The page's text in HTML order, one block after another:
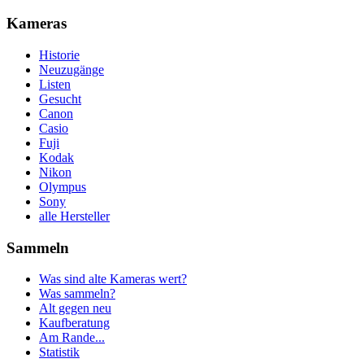
Kameras
Historie
Neuzugänge
Listen
Gesucht
Canon
Casio
Fuji
Kodak
Nikon
Olympus
Sony
alle Hersteller
Sammeln
Was sind alte Kameras wert?
Was sammeln?
Alt gegen neu
Kaufberatung
Am Rande...
Statistik